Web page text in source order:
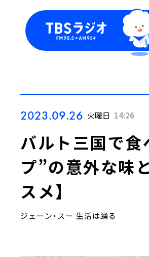
2023.09.26 火曜日 14:26
バルト三国で
プ”の意外な味
スメ】
ジェーン・スー 生活は踊る